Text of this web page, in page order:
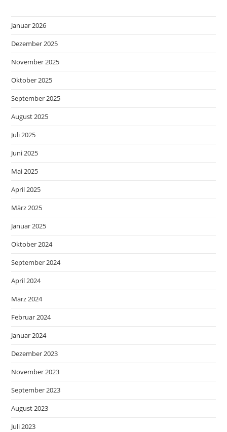
Januar 2026
Dezember 2025
November 2025
Oktober 2025
September 2025
August 2025
Juli 2025
Juni 2025
Mai 2025
April 2025
März 2025
Januar 2025
Oktober 2024
September 2024
April 2024
März 2024
Februar 2024
Januar 2024
Dezember 2023
November 2023
September 2023
August 2023
Juli 2023